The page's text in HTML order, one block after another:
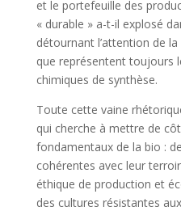
et le portefeuille des
« durable » a-t-il explosé
détournant l’attention de
que représentent toujours
chimiques de synthèse.
Toute cette vaine
qui cherche à mettre de
fondamentaux de la bio :
cohérentes avec leur
éthique de production et
des cultures résistantes